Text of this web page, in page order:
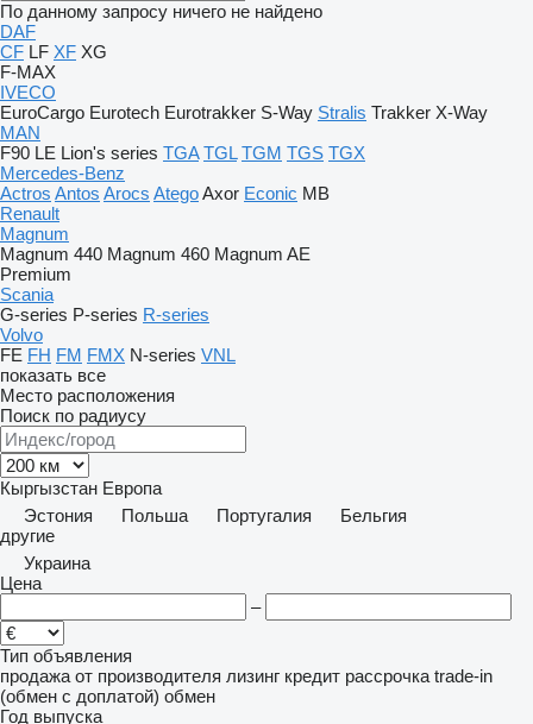
По данному запросу ничего не найдено
DAF
CF LF XF XG
F-MAX
IVECO
EuroCargo Eurotech Eurotrakker S-Way Stralis Trakker X-Way
MAN
F90 LE Lion's series TGA TGL TGM TGS TGX
Mercedes-Benz
Actros Antos Arocs AtegoAxor Econic MB
Renault
Magnum
Magnum 440 Magnum 460 Magnum AE
Premium
Scania
G-series P-series R-series
Volvo
FE FH FM FMX N-series VNL
показать все
Место расположения
Поиск по радиусу
Кыргызстан Европа
Эстония
Польша Португалия
Бельгия
другие
Украина
Цена
–
Тип объявления
продажа от производителя лизинг кредит рассрочка trade-in
(обмен с доплатой) обмен
Год выпуска